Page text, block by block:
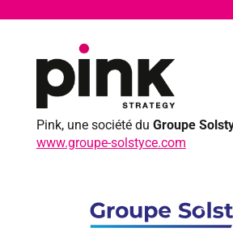
Pink, une société du Groupe
www.groupe-solstyce.com